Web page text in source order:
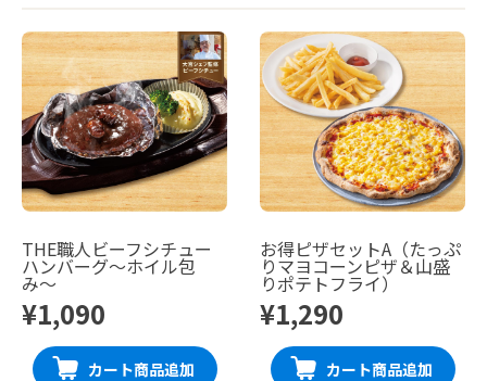
THE職人ビーフシチュー
ハンバーグ〜ホイル包
み〜
¥1,090
カート商品追加
お得ピザセットA（たっぷ
りマヨコーンピザ＆山盛
りポテトフライ）
¥1,290
カート商品追加